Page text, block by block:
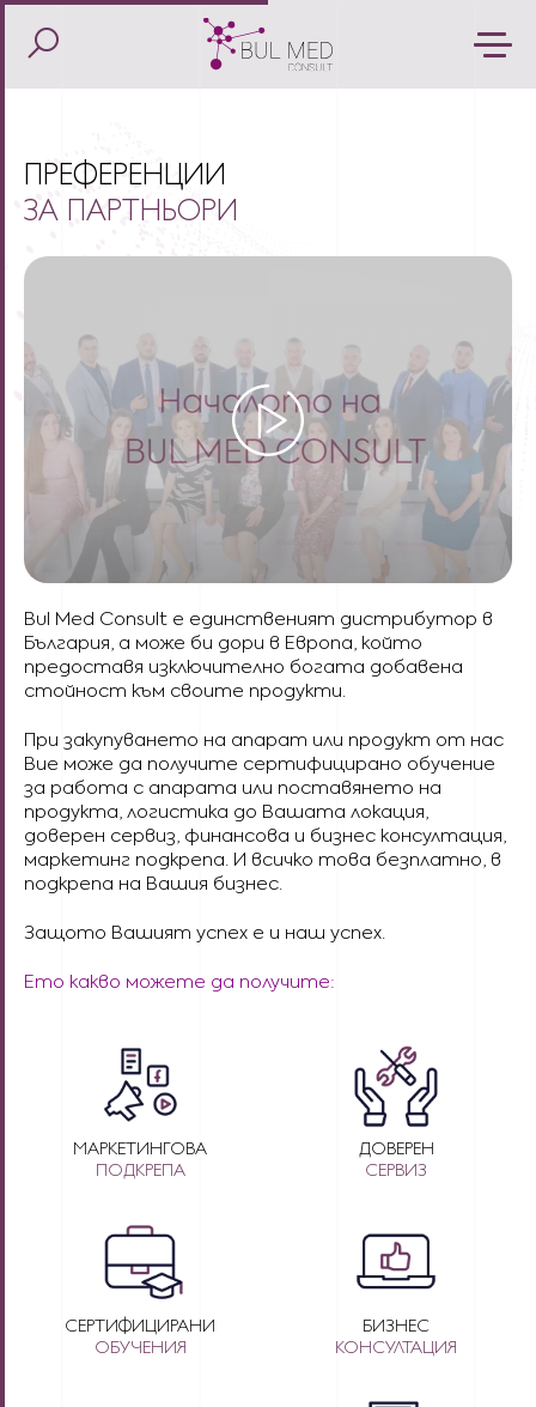
ПРЕФЕРЕНЦИИ
ЗА ПАРТНЬОРИ
Bul Med Consult е единственият дистрибутор в
България, а може би дори в Европа, който
предоставя изключително богата добавена
стойност към своите продукти.
При закупуването на апарат или продукт от нас
Вие може да получите сертифицирано обучение
за работа с апарата или поставянето на
продукта, логистика до Вашата локация,
доверен сервиз, финансова и бизнес консултация,
маркетинг подкрепа. И всичко това безплатно, в
подкрепа на Вашия бизнес.
Защото Вашият успех е и наш успех.
Ето какво можете да получите:
МАРКЕТИНГОВА
ПОДКРЕПА
ДОВЕРЕН
СЕРВИЗ
СЕРТИФИЦИРАНИ
ОБУЧЕНИЯ
БИЗНЕС
КОНСУЛТАЦИЯ